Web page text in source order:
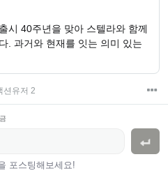
시 40주년을 맞아 스텔라와 함께
. 과거와 현재를 잇는 의미 있는
션유저 2
포스팅해보세요!